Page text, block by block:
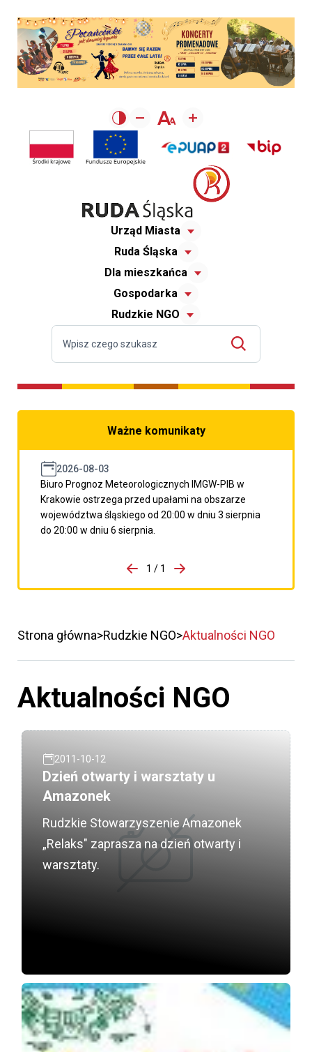
Urząd Miasta
Ruda Śląska
Dla mieszkańca
Gospodarka
Rudzkie NGO
Ważne komunikaty
2026-08-03
Biuro Prognoz Meteorologicznych IMGW-PIB w
Krakowie ostrzega przed upałami na obszarze
województwa śląskiego od 20:00 w dniu 3 sierpnia
do 20:00 w dniu 6 sierpnia.
porzpedniego komunikatu
1 / 1
Przejdź do następnego
Strona główna Rudzkie NGO Aktualności NGO
Aktualności NGO
2011-10-12
Dzień otwarty i warsztaty u
Amazonek
Rudzkie Stowarzyszenie Amazonek
„Relaks" zaprasza na dzień otwarty i
warsztaty.